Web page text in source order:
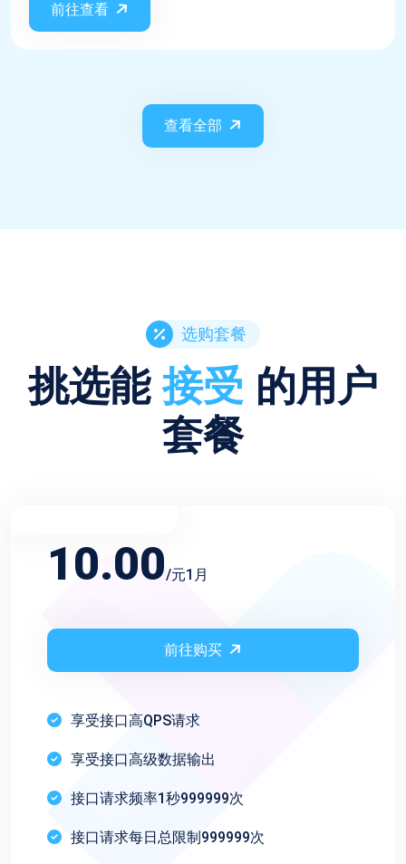
前往查看
查看全部
选购套餐
挑选能接受 的用户
套餐
10.00/元1月
前往购买
享受接口高QPS请求
享受接口高级数据输出
接口请求频率1秒999999次
接口请求每日总限制999999次